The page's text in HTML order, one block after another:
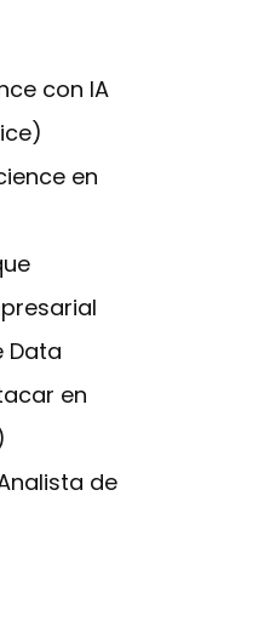
con IA
en
Data
en
de